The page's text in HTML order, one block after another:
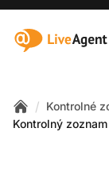
:site.title
Home
/ Kontrolné
Kontrolný